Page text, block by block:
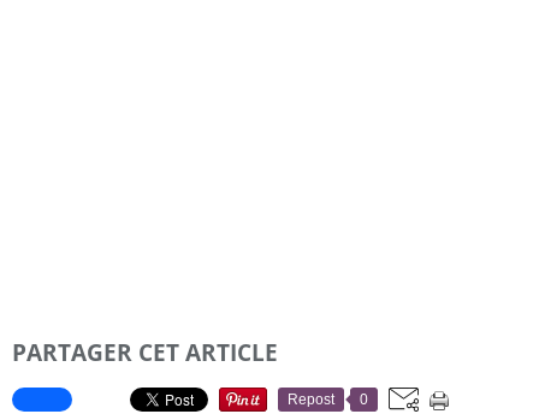
PARTAGER CET ARTICLE
Repost 0